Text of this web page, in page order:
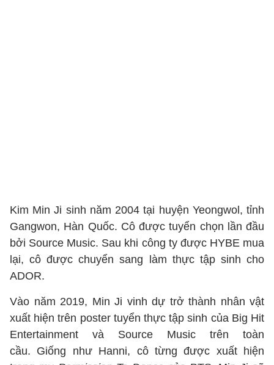
Kim Min Ji sinh năm 2004 tại huyện Yeongwol, tỉnh
Gangwon, Hàn Quốc. Cô được tuyển chọn lần đầu
bởi Source Music. Sau khi công ty được HYBE mua
lại, cô được chuyển sang làm thực tập sinh cho
ADOR.
Vào năm 2019, Min Ji vinh dự trở thành nhân vật
xuất hiện trên poster tuyển thực tập sinh của Big Hit
Entertainment và Source Music trên toàn
cầu. Giống như Hanni, cô từng được xuất hiện